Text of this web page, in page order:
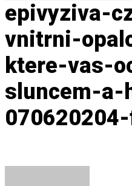
epivyziva-
vnitrni-
ktere-vas-
sluncem-a-